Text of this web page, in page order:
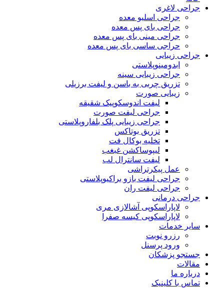
جراحی لاغری
جراحی اسلیو معده
جراحی بای پس معده
جراحی مینی بای پس معده
حراجی ساسی بای پس معده
جراحی زیبایی
ابدومینوپلاستی
جراحی زیبایی سینه
تزریق چربی به باسن و لیفت برزیلی
زیبایی صورت
لیفت اندوسکوپیک شقیقه
جراحی لیفت صورت
جراحی زیبایی پلک بلفاروپلاستی
تزریق بوتاکس
تخلیه بوکال فت
لیپوساکشن غبغب
لیفت سانترال لب
عمل پیکرتراشی
جراحی لیفت بازو براکیوپلاستی
جراحی لیفت ران
جراحی درمانی
لاپاراسکوپی آشالازی مری
لاپاراسکوپی کیسه صفرا
سایر خدمات
رزرو نوبت
ورود پرسنل
جستجو پزشکان
مقالات
درباره ما
تماس با کلینیک